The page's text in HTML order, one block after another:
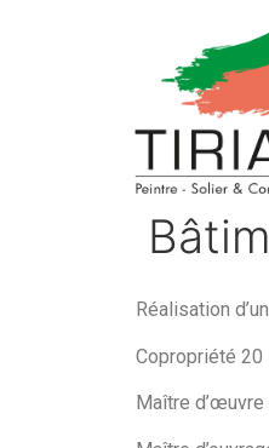
Réalisation
Copropriété
Maître d’œuvre